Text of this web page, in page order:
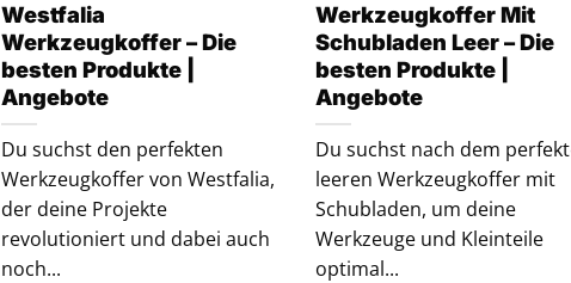
Westfalia
Werkzeugkoffer – Die
besten Produkte |
Angebote
Du suchst den perfekten
Werkzeugkoffer von Westfalia,
der deine Projekte
revolutioniert und dabei auch
noch...
Werkzeugkoffer Mit
Schubladen Leer – Die
besten Produkte |
Angebote
Du suchst nach dem
leeren Werkzeugkoffer mit
Schubladen, um deine
Werkzeuge und Kleinteile
optimal...